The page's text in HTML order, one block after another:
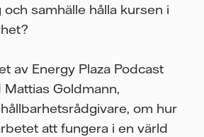
samhälle hålla kursen i
av Energy Plaza Podcast
Goldmann,
om hur
att fungera i en värld